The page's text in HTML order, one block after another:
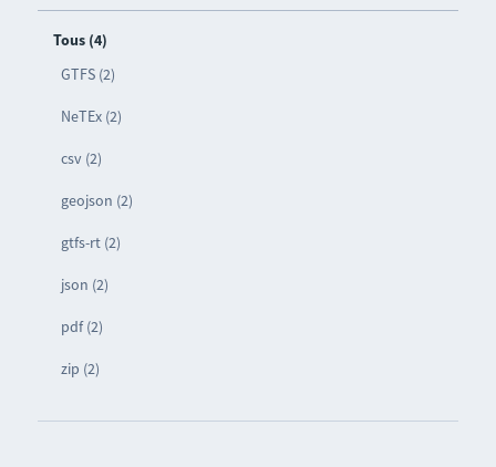
Tous (4)
GTFS (2)
NeTEx (2)
csv (2)
geojson (2)
gtfs-rt (2)
json (2)
pdf (2)
zip (2)